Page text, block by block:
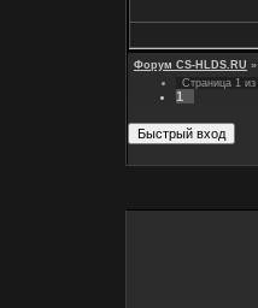
Форум CS-HLDS.RU »
Страница 1 из
1